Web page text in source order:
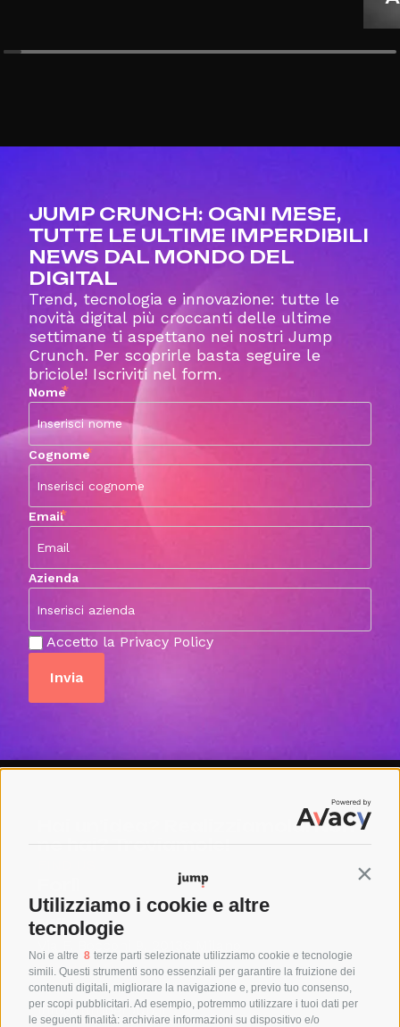
Utilizziamo i cookie e altre
tecnologie
Noi e altre 8 terze parti selezionate utilizziamo cookie e tecnologie
simili. Questi strumenti sono essenziali per garantire la fruizione dei
contenuti digitali, migliorare la navigazione e, previo tuo consenso,
per scopi pubblicitari. Ad esempio, potremmo utilizzare i tuoi dati per
le seguenti finalità: archiviare informazioni su dispositivo e/o
JUMP CRUNCH: OGNI MESE,
TUTTE LE ULTIME IMPERDIBILI
NEWS DAL MONDO DEL
DIGITAL
Trend, tecnologia e innovazione: tutte le
novità digital più croccanti delle ultime
settimane ti aspettano nei nostri Jump
Crunch. Per scoprirle basta seguire le
briciole! Iscriviti nel form.
Nome*
Cognome*
Email*
Azienda
Accetto la Privacy Policy
Hai un’idea? Realizziamola! Non
ne hai? Troviamole!
Via Bertini 207 47122, Forlì (FC)
Milano
Via F. Bocconi 9, 20136 Milano
SAY HELLO
+39 0543 1796899
info@jumpgroup.it